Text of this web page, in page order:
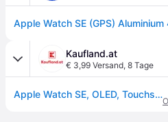
Kaufland.at
€ 3,99 Versand, 8 Tage
Apple Watch SE, OLED, Touchscreen, 32 GB, WLAN, GPS, 32,9 g